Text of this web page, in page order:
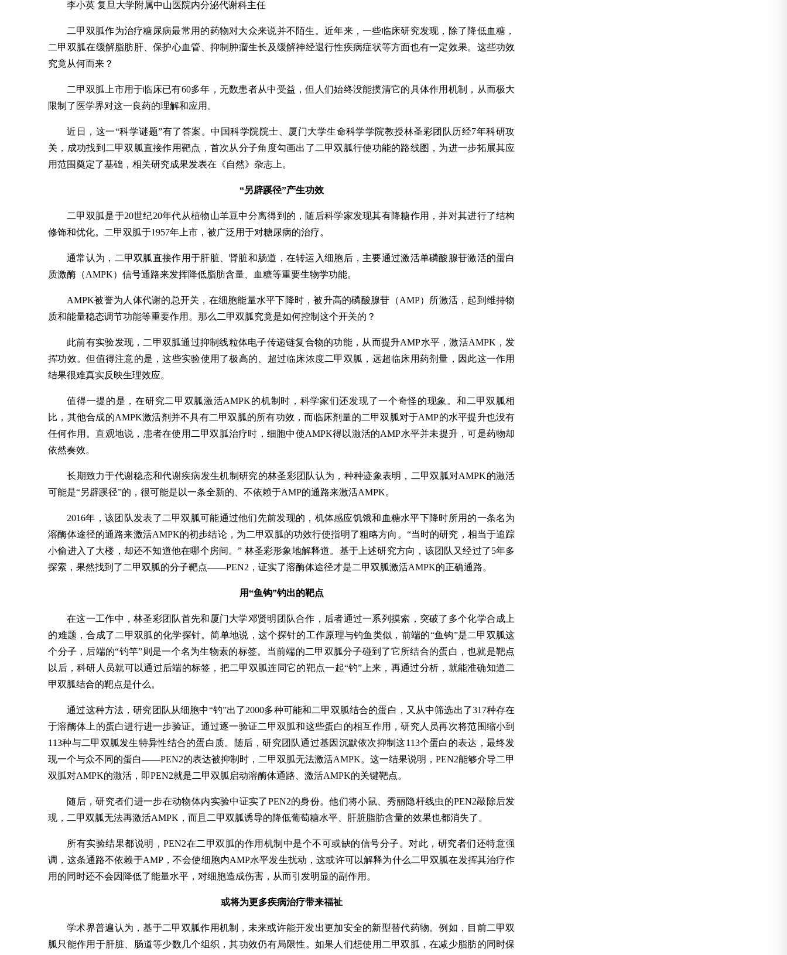
李小英 复旦大学附属中山医院内分泌代谢科主任
二甲双胍作为治疗糖尿病最常用的药物对大众来说并不陌生。近年来，一些临床研究发现，除了降低血糖，
二甲双胍在缓解脂肪肝、保护心血管、抑制肿瘤生长及缓解神经退行性疾病症状等方面也有一定效果。这些功效
究竟从何而来？
二甲双胍上市用于临床已有60多年，无数患者从中受益，但人们始终没能摸清它的具体作用机制，从而极大
限制了医学界对这一良药的理解和应用。
近日，这一“科学谜题”有了答案。中国科学院院士、厦门大学生命科学学院教授林圣彩团队历经7年科研攻
关，成功找到二甲双胍直接作用靶点，首次从分子角度勾画出了二甲双胍行使功能的路线图，为进一步拓展其应
用范围奠定了基础，相关研究成果发表在《自然》杂志上。
“另辟蹊径”产生功效
二甲双胍是于20世纪20年代从植物山羊豆中分离得到的，随后科学家发现其有降糖作用，并对其进行了结构
修饰和优化。二甲双胍于1957年上市，被广泛用于对糖尿病的治疗。
通常认为，二甲双胍直接作用于肝脏、肾脏和肠道，在转运入细胞后，主要通过激活单磷酸腺苷激活的蛋白
质激酶（AMPK）信号通路来发挥降低脂肪含量、血糖等重要生物学功能。
AMPK被誉为人体代谢的总开关，在细胞能量水平下降时，被升高的磷酸腺苷（AMP）所激活，起到维持物
质和能量稳态调节功能等重要作用。那么二甲双胍究竟是如何控制这个开关的？
此前有实验发现，二甲双胍通过抑制线粒体电子传递链复合物的功能，从而提升AMP水平，激活AMPK，发
挥功效。但值得注意的是，这些实验使用了极高的、超过临床浓度二甲双胍，远超临床用药剂量，因此这一作用
结果很难真实反映生理效应。
值得一提的是，在研究二甲双胍激活AMPK的机制时，科学家们还发现了一个奇怪的现象。和二甲双胍相
比，其他合成的AMPK激活剂并不具有二甲双胍的所有功效，而临床剂量的二甲双胍对于AMP的水平提升也没有
任何作用。直观地说，患者在使用二甲双胍治疗时，细胞中使AMPK得以激活的AMP水平并未提升，可是药物却
依然奏效。
长期致力于代谢稳态和代谢疾病发生机制研究的林圣彩团队认为，种种迹象表明，二甲双胍对AMPK的激活
可能是“另辟蹊径”的，很可能是以一条全新的、不依赖于AMP的通路来激活AMPK。
2016年，该团队发表了二甲双胍可能通过他们先前发现的，机体感应饥饿和血糖水平下降时所用的一条名为
溶酶体途径的通路来激活AMPK的初步结论，为二甲双胍的功效行使指明了粗略方向。“当时的研究，相当于追踪
小偷进入了大楼，却还不知道他在哪个房间。” 林圣彩形象地解释道。基于上述研究方向，该团队又经过了5年多
探索，果然找到了二甲双胍的分子靶点——PEN2，证实了溶酶体途径才是二甲双胍激活AMPK的正确通路。
用“鱼钩”钓出的靶点
在这一工作中，林圣彩团队首先和厦门大学邓贤明团队合作，后者通过一系列摸索，突破了多个化学合成上
的难题，合成了二甲双胍的化学探针。简单地说，这个探针的工作原理与钓鱼类似，前端的“鱼钩”是二甲双胍这
个分子，后端的“钓竿”则是一个名为生物素的标签。当前端的二甲双胍分子碰到了它所结合的蛋白，也就是靶点
以后，科研人员就可以通过后端的标签，把二甲双胍连同它的靶点一起“钓”上来，再通过分析，就能准确知道二
甲双胍结合的靶点是什么。
通过这种方法，研究团队从细胞中“钓”出了2000多种可能和二甲双胍结合的蛋白，又从中筛选出了317种存在
于溶酶体上的蛋白进行进一步验证。通过逐一验证二甲双胍和这些蛋白的相互作用，研究人员再次将范围缩小到
113种与二甲双胍发生特异性结合的蛋白质。随后，研究团队通过基因沉默依次抑制这113个蛋白的表达，最终发
现一个与众不同的蛋白——PEN2的表达被抑制时，二甲双胍无法激活AMPK。这一结果说明，PEN2能够介导二甲
双胍对AMPK的激活，即PEN2就是二甲双胍启动溶酶体通路、激活AMPK的关键靶点。
随后，研究者们进一步在动物体内实验中证实了PEN2的身份。他们将小鼠、秀丽隐杆线虫的PEN2敲除后发
现，二甲双胍无法再激活AMPK，而且二甲双胍诱导的降低葡萄糖水平、肝脏脂肪含量的效果也都消失了。
所有实验结果都说明，PEN2在二甲双胍的作用机制中是个不可或缺的信号分子。对此，研究者们还特意强
调，这条通路不依赖于AMP，不会使细胞内AMP水平发生扰动，这或许可以解释为什么二甲双胍在发挥其治疗作
用的同时还不会因降低了能量水平，对细胞造成伤害，从而引发明显的副作用。
或将为更多疾病治疗带来福祉
学术界普遍认为，基于二甲双胍作用机制，未来或许能开发出更加安全的新型替代药物。例如，目前二甲双
胍只能作用于肝脏、肠道等少数几个组织，其功效仍有局限性。如果人们想使用二甲双胍，在减少脂肪的同时保